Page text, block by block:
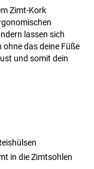
Zimt-Kork
lassen sich
das deine Füße
und somit dein
in die Zimtsohlen